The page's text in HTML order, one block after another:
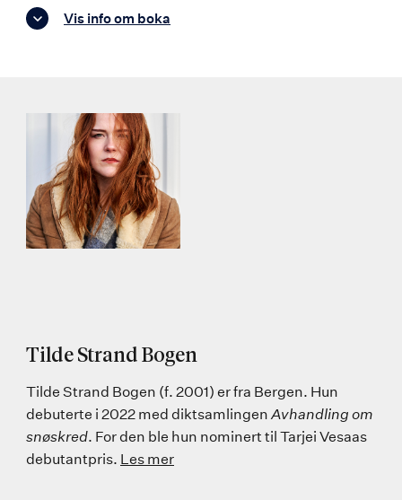
Vis info om boka
Tilde Strand Bogen
Tilde Strand Bogen (f. 2001) er fra Bergen. Hun
debuterte i 2022 med diktsamlingenAvhandling om
snøskred. For den ble hun nominert til Tarjei Vesaas
debutantpris. Les mer